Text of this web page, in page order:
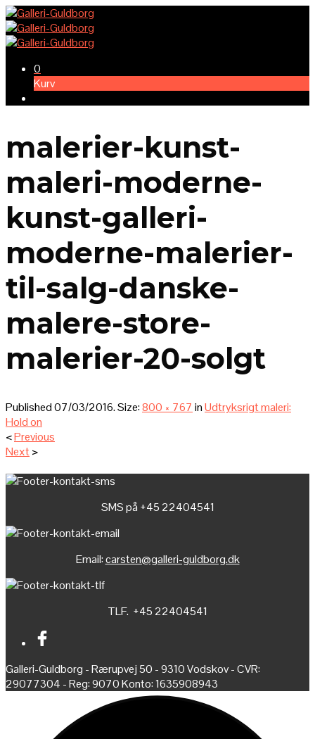
0
Kurv
malerier-kunst-
maleri-moderne-
kunst-galleri-
moderne-malerier-
til-salg-danske-
malere-store-
malerier-20-solgt
Published07/03/2016. Size:800 × 767 inUdtryksrigt maleri:
Hold on
<Previous
Next>
SMS på +45 22404541
Email:carsten@galleri-guldborg.dk
TLF. +45 22404541
Galleri-Guldborg - Rærupvej 50 - 9310 Vodskov - CVR:
29077304 - Reg: 9070 Konto: 1635908943